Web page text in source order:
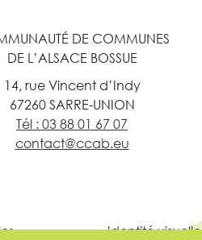
DE COMMUNES
DE L’ALSACE BOSSUE
14, rue Vincent d’Indy
67260 SARRE-UNION
Tél : 03 88 01 67 07
contact@ccab.eu
Identité visuelle